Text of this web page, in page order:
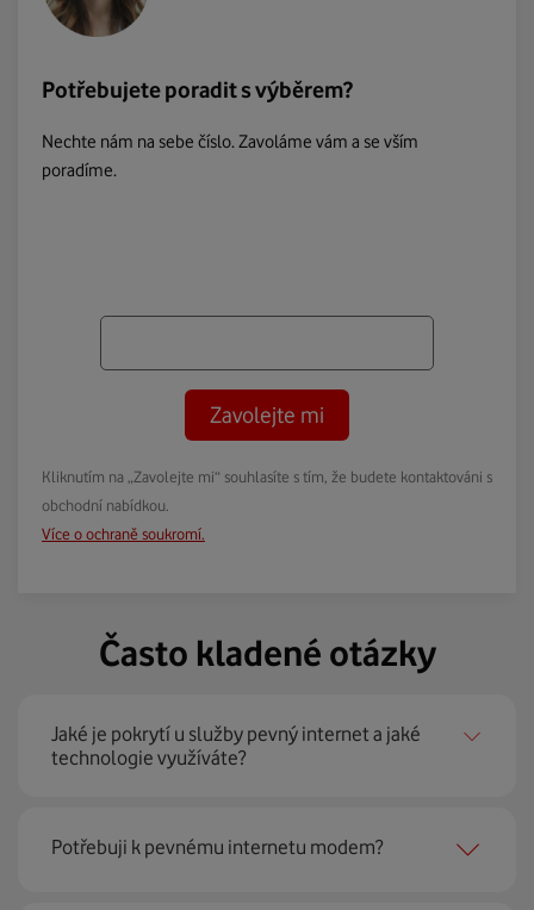
Potřebujete poradit s výběrem?
Nechte nám na sebe číslo. Zavoláme vám a se vším
poradíme.
Zavolejte mi
Kliknutím na „Zavolejte mi“ souhlasíte s tím, že budete kontaktováni s
obchodní nabídkou.
Více o ochraně soukromí.
Často kladené otázky
Jaké je pokrytí u služby pevný internet a jaké
technologie využíváte?
Pevný internet můžeme nabídnout
domácností
Potřebuji k pevnému internetu modem?